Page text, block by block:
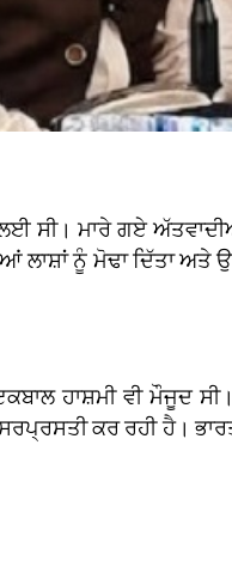
ਸੀ। ਮਾਰੇ ਗਏ
ਲਾਸ਼ਾਂ ਨੂੰ ਮੋਢਾ ਦਿੱਤਾ
ਹਾਸ਼ਮੀ ਵੀ ਮੌਜੂਦ
ਕਰ ਰਹੀ ਹੈ।